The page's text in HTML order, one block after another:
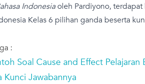
Indonesiaoleh Pardiyono, terdapat
Kelas 6 pilihan ganda beserta
:
Soal Cause and Effect Pelajaran
Kunci Jawabannya